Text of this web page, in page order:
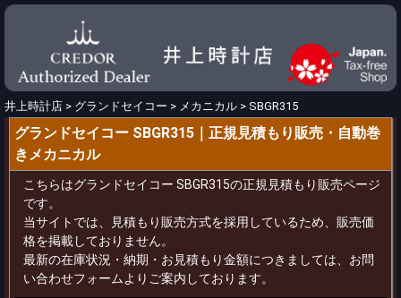
井上時計店 > グランドセイコー > メカニカル > SBGR315
グランドセイコー SBGR315｜正規見積もり販売・自動巻
きメカニカル
こちらはグランドセイコー SBGR315の正規見積もり販売ページ
です。
当サイトでは、見積もり販売方式を採用しているため、販売価
格を掲載しておりません。
最新の在庫状況・納期・お見積もり金額につきましては、お問
い合わせフォームよりご案内しております。